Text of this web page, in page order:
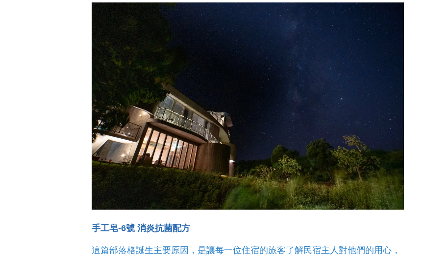
手工皂-6號 消炎抗菌配方
這篇部落格誕生主要原因，是讓每一位住宿的旅客了解民宿主人對他們的用心，